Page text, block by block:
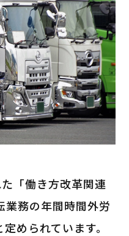
「働き方改革関連
業務の年間時間外労
められています。